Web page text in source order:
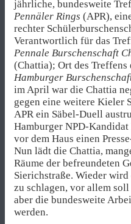
jährliche, bundesweite
Pennäler Rings (APR),
rechter
Verantwortlich für das
Pennale Burschenschaft
(Chattia); Ort des
Hamburger
im April war die Chattia
gegen eine weitere Kieler
APR ein Säbel-Duell
Hamburger NPD-
vor dem Haus einen
Nun lädt die Chattia,
Räume der befreundeten
Sierichstraße. Wieder
zu schlagen, vor allem
aber die bundesweite
werden.